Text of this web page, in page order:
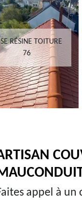
RÉSINE TOITURE
76
appel à